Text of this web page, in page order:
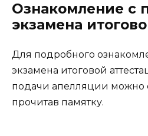
Ознакомление с
экзамена
Для подробного
экзамена итоговой
подачи апелляции можно
прочитав памятку.